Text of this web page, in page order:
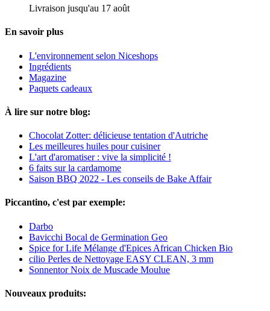
Livraison jusqu'au 17 août
En savoir plus
L'environnement selon Niceshops
Ingrédients
Magazine
Paquets cadeaux
À lire sur notre blog:
Chocolat Zotter: délicieuse tentation d'Autriche
Les meilleures huiles pour cuisiner
L'art d'aromatiser : vive la simplicité !
6 faits sur la cardamome
Saison BBQ 2022 - Les conseils de Bake Affair
Piccantino, c'est par exemple:
Darbo
Bavicchi Bocal de Germination Geo
Spice for Life Mélange d'Epices African Chicken Bio
cilio Perles de Nettoyage EASY CLEAN, 3 mm
Sonnentor Noix de Muscade Moulue
Nouveaux produits: